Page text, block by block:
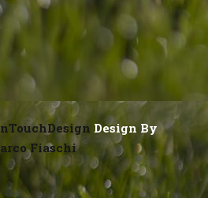
Design By
Fiaschi